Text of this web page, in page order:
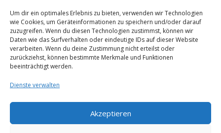
Um dir ein optimales Erlebnis zu bieten, verwenden wir Technologien
wie Cookies, um Geräteinformationen zu speichern und/oder darauf
zuzugreifen. Wenn du diesen Technologien zustimmst, können wir
Daten wie das Surfverhalten oder eindeutige IDs auf dieser Website
verarbeiten. Wenn du deine Zustimmung nicht erteilst oder
zurückziehst, können bestimmte Merkmale und Funktionen
beeinträchtigt werden.
Dienste verwalten
Akzeptieren
Quick Links